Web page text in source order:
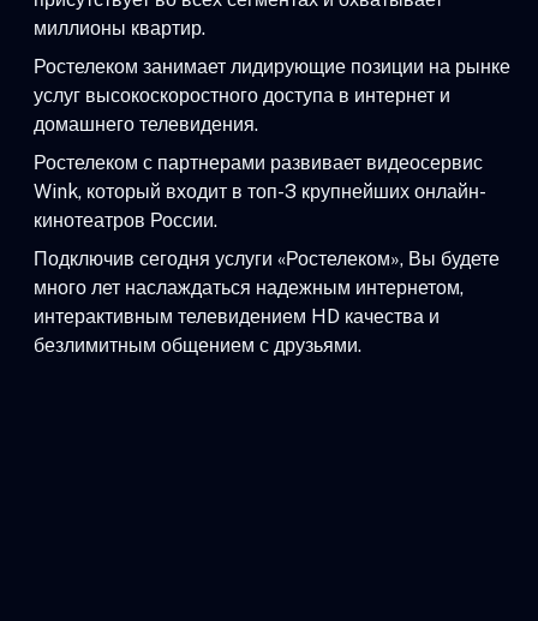
миллионы квартир.
Ростелеком занимает лидирующие позиции на рынке
услуг высокоскоростного доступа в интернет и
домашнего телевидения.
Ростелеком с партнерами развивает видеосервис
Wink, который входит в топ-3 крупнейших онлайн-
кинотеатров России.
Подключив сегодня услуги «Ростелеком», Вы будете
много лет наслаждаться надежным интернетом,
интерактивным телевидением HD качества и
безлимитным общением с друзьями.